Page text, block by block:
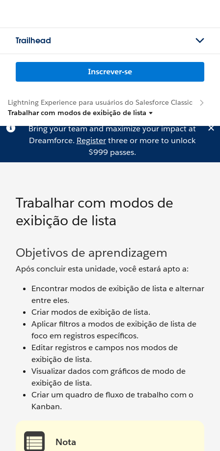
Trailhead
Inscrever-se
Lightning Experience para usuários do Salesforce Classic
Trabalhar com modos de exibição de lista
Bring your team and maximize your impact at
Dreamforce. Registerthree or more to unlock
$999 passes.
Trabalhar com modos de
exibição de lista
Objetivos de aprendizagem
Após concluir esta unidade, você estará apto a:
Encontrar modos de exibição de lista e alternar
entre eles.
Criar modos de exibição de lista.
Aplicar filtros a modos de exibição de lista de
foco em registros específicos.
Editar registros e campos nos modos de
exibição de lista.
Visualizar dados com gráficos de modo de
exibição de lista.
Criar um quadro de fluxo de trabalho com o
Kanban.
Nota